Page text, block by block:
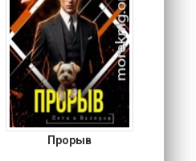
Прорыв